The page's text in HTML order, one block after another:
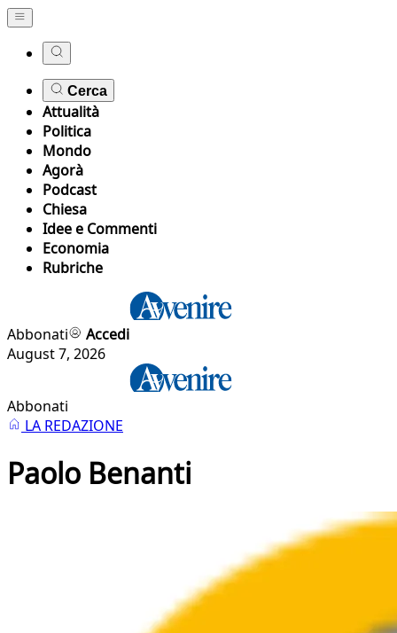
Cerca
Attualità
Politica
Mondo
Agorà
Podcast
Chiesa
Idee e Commenti
Economia
Rubriche
Abbonati
Accedi
August 7, 2026
Abbonati
LA REDAZIONE
Paolo Benanti